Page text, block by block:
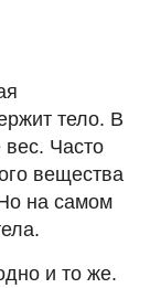
тело. В
Часто
вещества
на самом
и то же.